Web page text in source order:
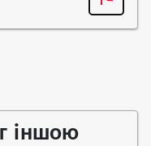
іншою